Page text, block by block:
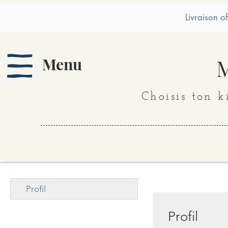
Livraison
Menu
Choisis ton
Profil
Profil